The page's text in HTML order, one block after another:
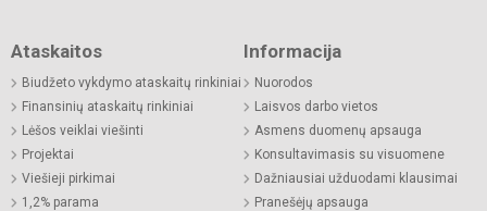
Ataskaitos
Biudžeto vykdymo ataskaitų rinkiniai
Finansinių ataskaitų rinkiniai
Lėšos veiklai viešinti
Projektai
Viešieji pirkimai
1,2% parama
Informacija
Nuorodos
Laisvos darbo vietos
Asmens duomenų apsauga
Konsultavimasis su visuomene
Dažniausiai užduodami klausimai
Pranešėjų apsauga